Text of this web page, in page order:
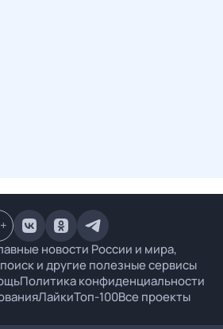
новости России и мира,
и другие полезные сервисы
Политика конфиденциальности
ЛайкиТоп-100Все проекты
+